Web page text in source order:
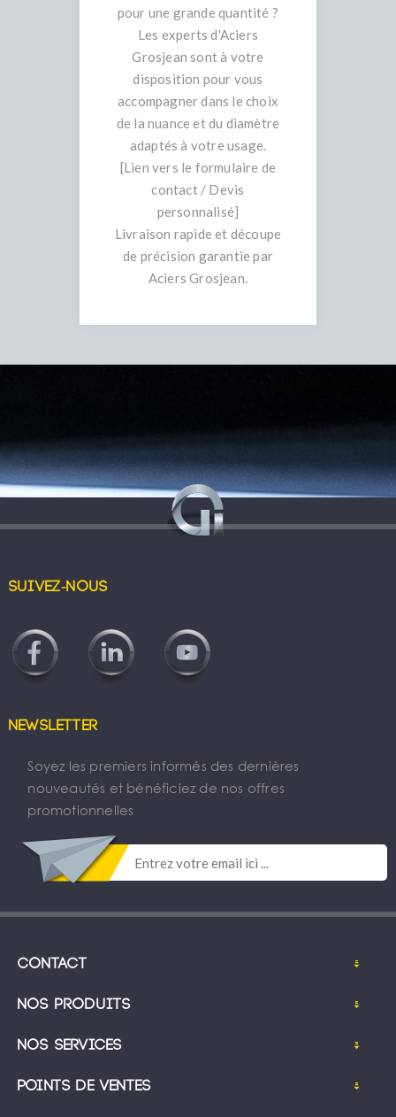
pour une grande quantité ?
Les experts d'Aciers
Grosjean sont à votre
disposition pour vous
accompagner dans le choix
de la nuance et du diamètre
adaptés à votre usage.
[Lien vers le formulaire de
contact / Devis
personnalisé]
Livraison rapide et découpe
de précision garantie par
Aciers Grosjean.
Suivez-nous
Newsletter
Soyez les premiers informés des dernières
nouveautés et bénéficiez de nos offres
promotionnelles
Contact
Nos produits
Nos services
Points de ventes